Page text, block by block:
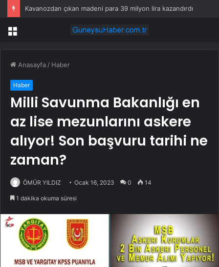
Kavanozdan çıkan madeni para 39 milyon lira kazandırdı
Menü
Anasayfa / Haber
Haber
Milli Savunma Bakanlığı en
az lise mezunlarını askere
alıyor! Son başvuru tarihi ne
zaman?
ÖMÜR YILDIZ Ocak 16, 2023 0 14
1 dakika okuma süresi